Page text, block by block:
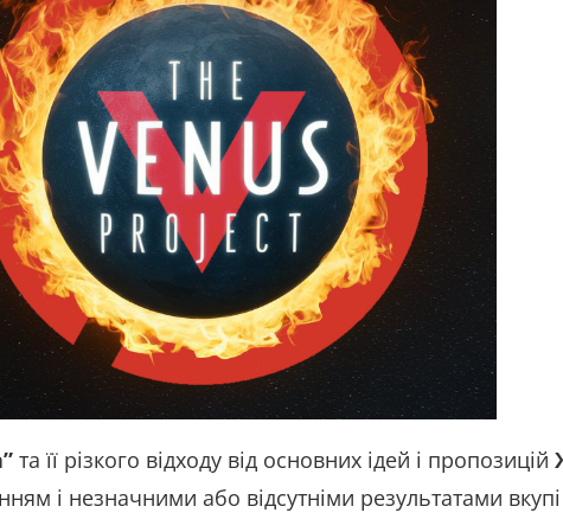
та її різкого відходу від основних ідей і пропозицій
і незначними або відсутніми результатами